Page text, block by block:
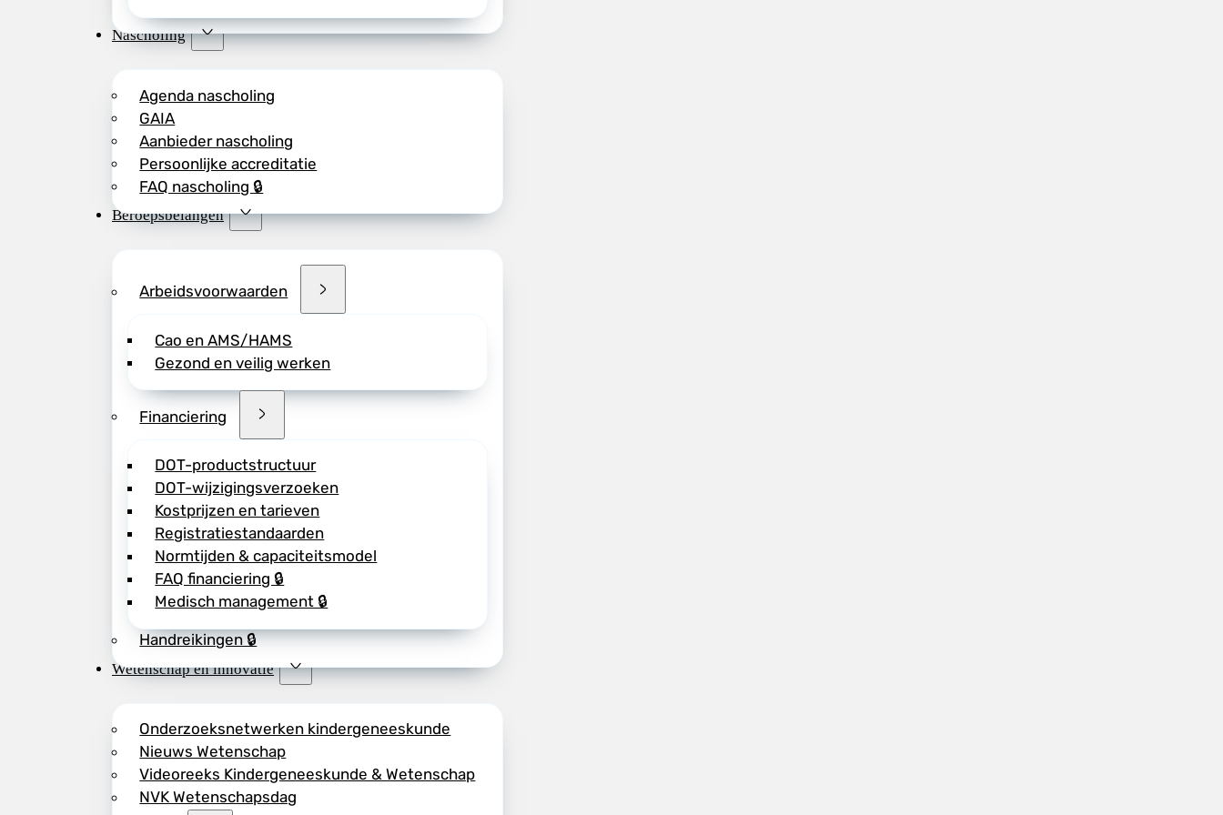
Nascholing
Agenda nascholing
GAIA
Aanbieder nascholing
Persoonlijke accreditatie
FAQ nascholing 🔒
Beroepsbelangen
Arbeidsvoorwaarden
Cao en AMS/HAMS
Gezond en veilig werken
Financiering
DOT-productstructuur
DOT-wijzigingsverzoeken
Kostprijzen en tarieven
Registratiestandaarden
Normtijden & capaciteitsmodel
FAQ financiering 🔒
Medisch management 🔒
Handreikingen 🔒
Wetenschap en innovatie
Onderzoeksnetwerken kindergeneeskunde
Nieuws Wetenschap
Videoreeks Kindergeneeskunde & Wetenschap
NVK Wetenschapsdag